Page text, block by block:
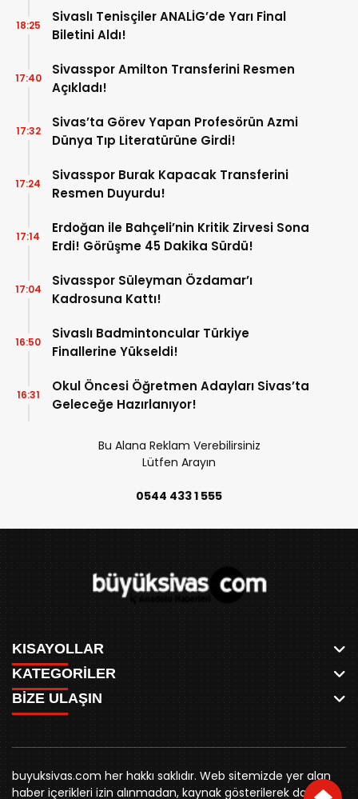
Sivaslı Tenisçiler ANALİG’de Yarı Final
Biletini Aldı!
18:25
Sivasspor Amilton Transferini Resmen
Açıkladı!
17:40
Sivas’ta Görev Yapan Profesörün Azmi
Dünya Tıp Literatürüne Girdi!
17:32
Sivasspor Burak Kapacak Transferini
Resmen Duyurdu!
17:24
Erdoğan ile Bahçeli’nin Kritik Zirvesi Sona
Erdi! Görüşme 45 Dakika Sürdü!
17:14
Sivasspor Süleyman Özdamar’ı
Kadrosuna Kattı!
17:04
Sivaslı Badmintoncular Türkiye
Finallerine Yükseldi!
16:50
Okul Öncesi Öğretmen Adayları Sivas’ta
Geleceğe Hazırlanıyor!
16:31
Bu Alana Reklam Verebilirsiniz
Lütfen Arayın
0544 433 1 555
KISAYOLLAR
ANASAYFA
AKSU CANLI
MEYDAN CANLI
MEDRESELER CANLI
MERAKÜM CANLI
YUKARI TEKKE CANLI
KURUMSAL KİMLİK
KATEGORİLER
WHATSAPP
SPOR
SİYASET
BELEDİYE
SİVAS VALİLİĞİ
BİZE ULAŞIN
0346 221 00 60
buyuksivashaber@gmail.com
Örtülüpınar Mah. İnönü Bulvarı Özkahya Apt. Kat:3 D:7
buyuksivas.com her hakkı saklıdır. Web sitemizde yer alan
haber içerikleri izin alınmadan, kaynak gösterilerek dahi